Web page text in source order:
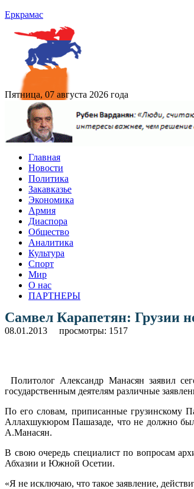
Еркрамас
Пятница, 07 августа 2026 года
Главная
Новости
Политика
Закавказье
Экономика
Армия
Диаспора
Общество
Аналитика
Культура
Спорт
Мир
О нас
ПАРТНЕРЫ
Самвел Карапетян: Грузии
08.01.2013 просмотры: 1517
Политолог Александр Манасян заявил
государственным деятелям различные
По его словам, приписанные грузинскому
Аллахшукюром Пашазаде, что не должно
А.Манасян.
В свою очередь специалист по вопросам
Абхазии и Южной Осетии.
«Я не исключаю, что такое заявление,